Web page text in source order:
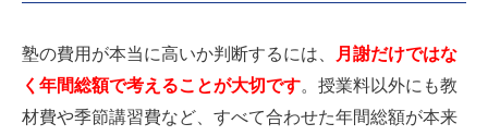
塾の費用が本当に高いか判断するには、 月謝だけではな
く年間総額で考えることが大切です。授業料以外にも教
材費や季節講習費など、すべて合わせた年間総額が本来